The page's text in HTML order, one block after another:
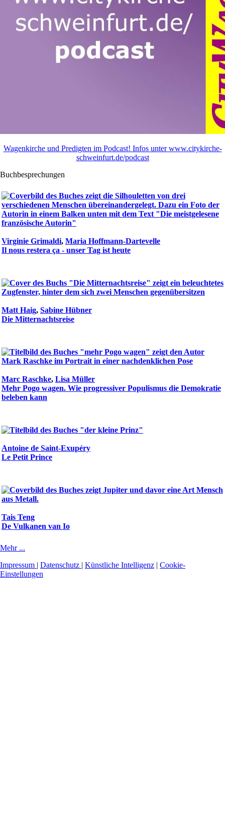
Wagenkirche und Predigten im Podcast! Infos unter www.citykirche-
schweinfurt.de/podcast
Buchbesprechungen
Virginie Grimaldi, Maria Hoffmann-Dartevelle
Il nous restera ça - unser Tag ist heute
Matt Haig, Sabine Hübner
Die Mitternachtsreise
Marc Raschke, Lisa Müller
Mehr Pogo wagen. Wie progressiver Populismus die Demokratie
beleben kann
Antoine de Saint-Exupéry
Le Petit Prince
Tais Teng
De Vulkanen van Io
Mehr ...
Impressum | Datenschutz | Künstliche Intelligenz | Cookie-
Einstellungen